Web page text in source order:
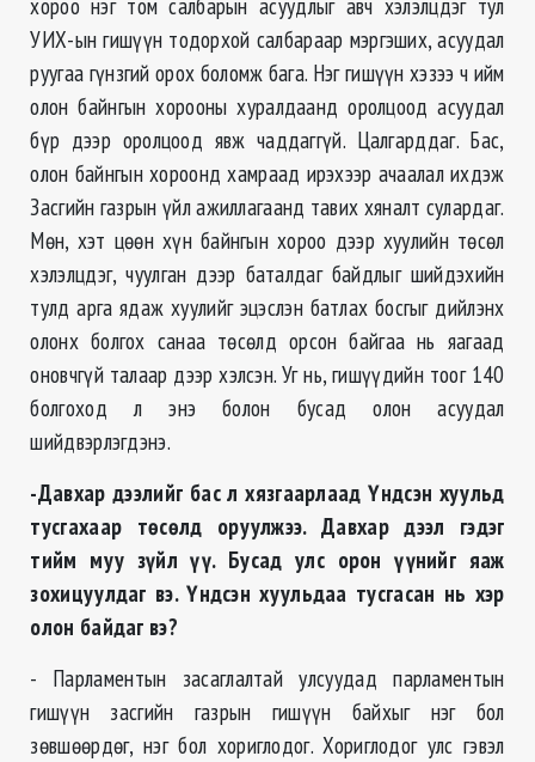
УИХ-ын гишүүн тодорхой салбараар мэргэших, асуудал
руугаа гүнзгий орох боломж бага. Нэг гишүүн хэзээ ч ийм
олон байнгын хорооны хуралдаанд оролцоод асуудал
бүр дээр оролцоод явж чаддаггүй. Цалгарддаг. Бас,
олон байнгын хороонд хамраад ирэхээр ачаалал ихдэж
Засгийн газрын үйл ажиллагаанд тавих хяналт сулардаг.
Мөн, хэт цөөн хүн байнгын хороо дээр хуулийн төсөл
хэлэлцдэг, чуулган дээр баталдаг байдлыг шийдэхийн
тулд арга ядаж хуулийг эцэслэн батлах босгыг дийлэнх
олонх болгох санаа төсөлд орсон байгаа нь яагаад
оновчгүй талаар дээр хэлсэн. Уг нь, гишүүдийн тоог 140
болгоход л энэ болон бусад олон асуудал
шийдвэрлэгдэнэ.
-Давхар дээлийг бас л хязгаарлаад Үндсэн хуульд
тусгахаар төсөлд оруулжээ. Давхар дээл гэдэг
тийм муу зүйл үү. Бусад улс орон үүнийг яаж
зохицуулдаг вэ. Үндсэн хуульдаа тусгасан нь хэр
олон байдаг вэ?
- Парламентын засаглалтай улсуудад парламентын
гишүүн засгийн газрын гишүүн байхыг нэг бол
зөвшөөрдөг, нэг бол хориглодог. Хориглодог улс гэвэл